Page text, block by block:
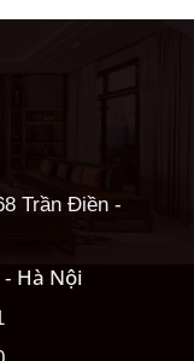
Trần Điền -
- Hà Nội